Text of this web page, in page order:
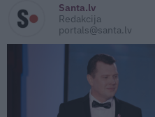
Santa.lv
Redakcija
portals@santa.lv